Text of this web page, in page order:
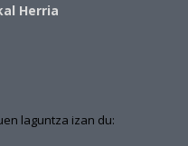
Herria
laguntza izan du: